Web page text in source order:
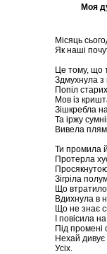
Моя
Місяць
Як наші
Це тому, що
Здмухнула з
Попіл
Мов із
Зішкребла
Та іржу
Вивела
Ти промила
Протерла
Зігріла
Що втратило
Вдихнула в
Що не знає
І повісила
Під промені
Нехай дивує
Усіх.